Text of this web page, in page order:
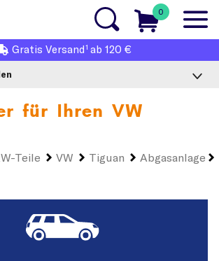
0
Gratis Versand1 ab 120 €
für Ihren VW
Teile VW Tiguan
Abgasanlage